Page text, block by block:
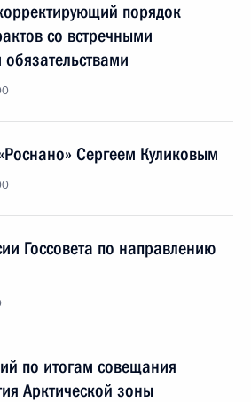
порядок
со встречными
Сергеем Куликовым
Госсовета по направлению
по итогам совещания
Арктической зоны